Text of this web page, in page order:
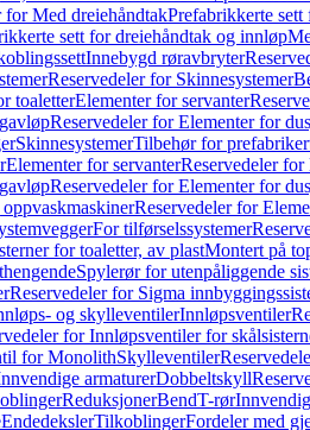
for Med dreiehåndtakPrefabrikkerte sett
sett for dreiehåndtak og innløp
Innebygd røravbryter
Reservedeler for Skinnesystemer
toaletterElementer for servanter
Reservedeler for Elementer for
SkinnesystemerTilbehør for
Elementer for servanterReservedeler
Reservedeler for Elementer for
Reservedeler for
For tilførselssystemer
for toaletter, av plastMontert på
Spylerør for utenpåliggende
Reservedeler for Sigma
og skylleventilerInnløpsventiler
for Innløpsventiler for
for MonolithSkylleventiler
armaturerDobbeltskyll
ReduksjonerBendT-rør
EndedekslerTilkoblingerFordeler med